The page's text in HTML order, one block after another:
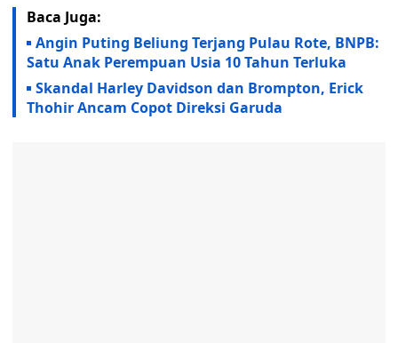
Baca Juga:
Angin Puting Beliung Terjang Pulau Rote, BNPB:
Satu Anak Perempuan Usia 10 Tahun Terluka
Skandal Harley Davidson dan Brompton, Erick
Thohir Ancam Copot Direksi Garuda